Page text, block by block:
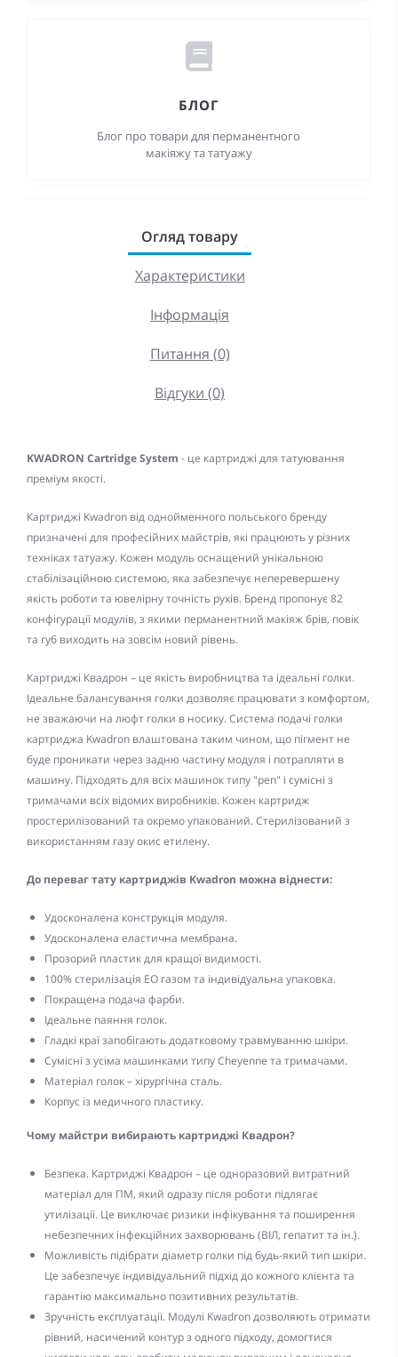
БЛОГ
Блог про товари для перманентного
макіяжу та татуажу
Огляд товару
Характеристики
Інформація
Питання (0)
Відгуки (0)
KWADRON Cartridge System - це картриджі для татуювання
преміум якості.
Картриджі Kwadron від однойменного польського бренду
призначені для професійних майстрів, які працюють у різних
техніках татуажу. Кожен модуль оснащений унікальною
стабілізаційною системою, яка забезпечує неперевершену
якість роботи та ювелірну точність рухів. Бренд пропонує 82
конфігурації модулів, з якими перманентний макіяж брів, повік
та губ виходить на зовсім новий рівень.
Картриджі Квадрон – це якість виробництва та ідеальні голки.
Ідеальне балансування голки дозволяє працювати з комфортом,
не зважаючи на люфт голки в носику. Система подачі голки
картриджа Kwadron влаштована таким чином, що пігмент не
буде проникати через задню частину модуля і потрапляти в
машину. Підходять для всіх машинок типу "pen" і сумісні з
тримачами всіх відомих виробників. Кожен картридж
простерилізований та окремо упакований. Стерилізований з
використанням газу окис етилену.
До переваг тату картриджів Kwadron можна віднести:
Удосконалена конструкція модуля.
Удосконалена еластична мембрана.
Прозорий пластик для кращої видимості.
100% стерилізація EO газом та індивідуальна упаковка.
Покращена подача фарби.
Ідеальне паяння голок.
Гладкі краї запобігають додатковому травмуванню шкіри.
Сумісні з усіма машинками типу Cheyenne та тримачами.
Матеріал голок – хірургічна сталь.
Корпус із медичного пластику.
Чому майстри вибирають картриджі Квадрон?
Безпека. Картриджі Квадрон – це одноразовий витратний
матеріал для ПМ, який одразу після роботи підлягає
утилізації. Це виключає ризики інфікування та поширення
небезпечних інфекційних захворювань (ВІЛ, гепатит та ін.).
Можливість підібрати діаметр голки під будь-який тип шкіри.
Це забезпечує індивідуальний підхід до кожного клієнта та
гарантію максимально позитивних результатів.
Зручність експлуатації. Модулі Kwadron дозволяють отримати
рівний, насичений контур з одного підходу, домогтися